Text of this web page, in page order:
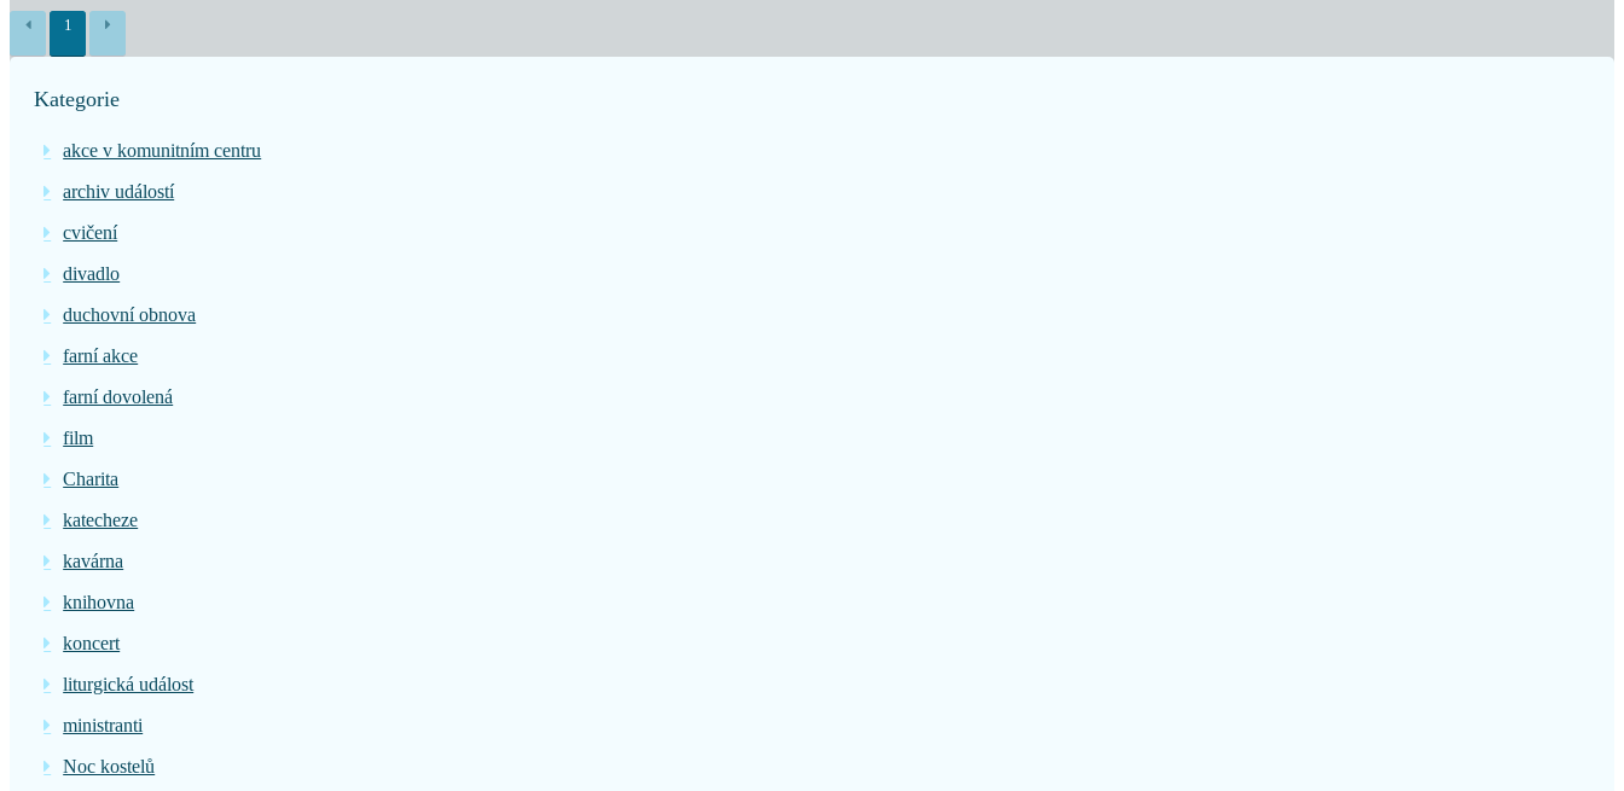
1
Kategorie
akce v komunitním centru
archiv událostí
cvičení
divadlo
duchovní obnova
farní akce
farní dovolená
film
Charita
katecheze
kavárna
knihovna
koncert
liturgická událost
ministranti
Noc kostelů